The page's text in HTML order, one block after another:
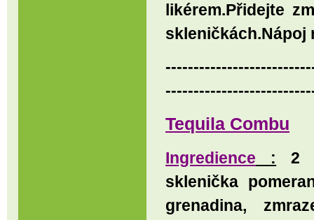
likérem.Přidejte
skleničkách.Nápoj
Tequila Combu
Ingredience : 2
sklenička
grenadina,